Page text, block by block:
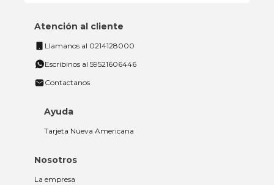
Atención al cliente
Llamanos al 0214128000
Escribinos al 59521606446
Contactanos
Ayuda
Tarjeta Nueva Americana
Nosotros
La empresa